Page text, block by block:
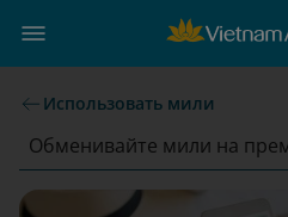
Использовать мили
Обменивайте мили на